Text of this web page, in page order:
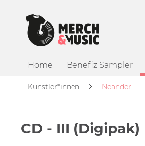
Home Benefiz Sampler
Künstler*innen Neander
CD - III (Digipak)